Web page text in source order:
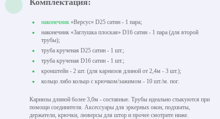
наконечник «Версус» D25 сатин - 1 пара;
наконечник «Заглушка плоская» D16 сатин - 1 пара (для второй
трубы);
труба крученая D25 сатин - 1 шт.;
труба крученая D16 сатин - 1 шт.;
кронштейн - 2 шт. (для карнизов длиной от 2,4м - 3 шт.);
кольцо либо кольцо с крючком/зажимом - 10 шт./м. пог.
Карнизы длиной более 3,0м - составные. Трубы идеально стыкуются при
помощи соединителя. Аксессуары для эркерных окон, подхваты,
держатели, крючки, люверсы для штор и прочее смотрите ниже.